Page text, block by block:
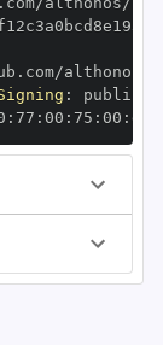
:
: 77 : 00 : 75 : 00 : dd